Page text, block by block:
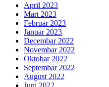
April 2023
Mart 2023
Februar 2023
Januar 2023
Decembar 2022
Novembar 2022
Oktobar 2022
Septembar 2022
August 2022
Juni 2022